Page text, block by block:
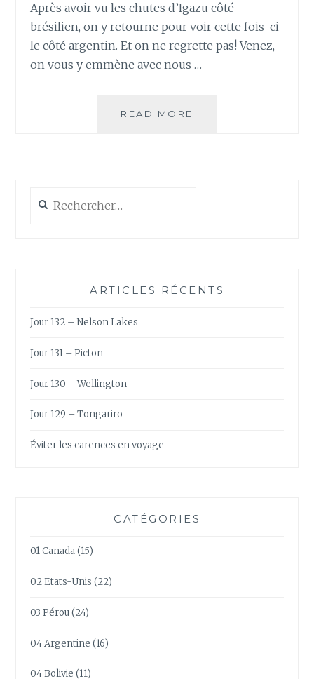
Après avoir vu les chutes d’Igazu côté
brésilien, on y retourne pour voir cette fois-ci
le côté argentin. Et on ne regrette pas! Venez,
on vous y emmène avec nous …
READ MORE
ARTICLES RÉCENTS
Jour 132 – Nelson Lakes
Jour 131 – Picton
Jour 130 – Wellington
Jour 129 – Tongariro
Éviter les carences en voyage
CATÉGORIES
01 Canada(15)
02 Etats-Unis (22)
03 Pérou(24)
04 Argentine (16)
04 Bolivie (11)